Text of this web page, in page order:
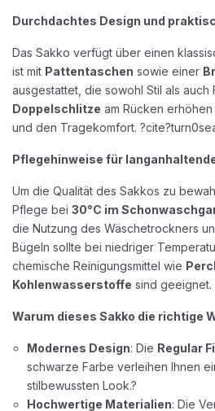
Durchdachtes Design und
Das Sakko verfügt über einen
ist mit Pattentaschen sowie einer
ausgestattet, die sowohl Stil als auch
Doppelschlitze am Rücken
und den Tragekomfort.
Pflegehinweise für
Um die Qualität des Sakkos zu
Pflege bei 30°C im
die Nutzung des Wäschetrockners
Bügeln sollte bei niedriger
chemische Reinigungsmittel wie
Kohlenwasserstoffe sind geeignet.
Warum dieses Sakko die richtige
Modernes Design: Die Regular
schwarze Farbe verleihen Ihnen
stilbewussten Look.?
Hochwertige Materialien: Die